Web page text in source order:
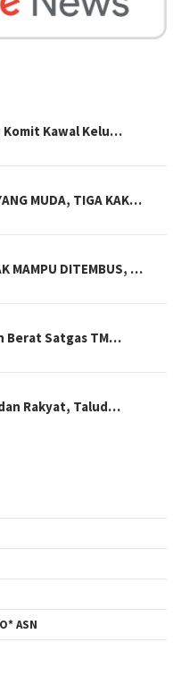
Komit Kawal Kelu…
MUDA, TIGA KAK…
MAMPU DITEMBUS, …
Berat Satgas TM…
Rakyat, Talud…
ASN